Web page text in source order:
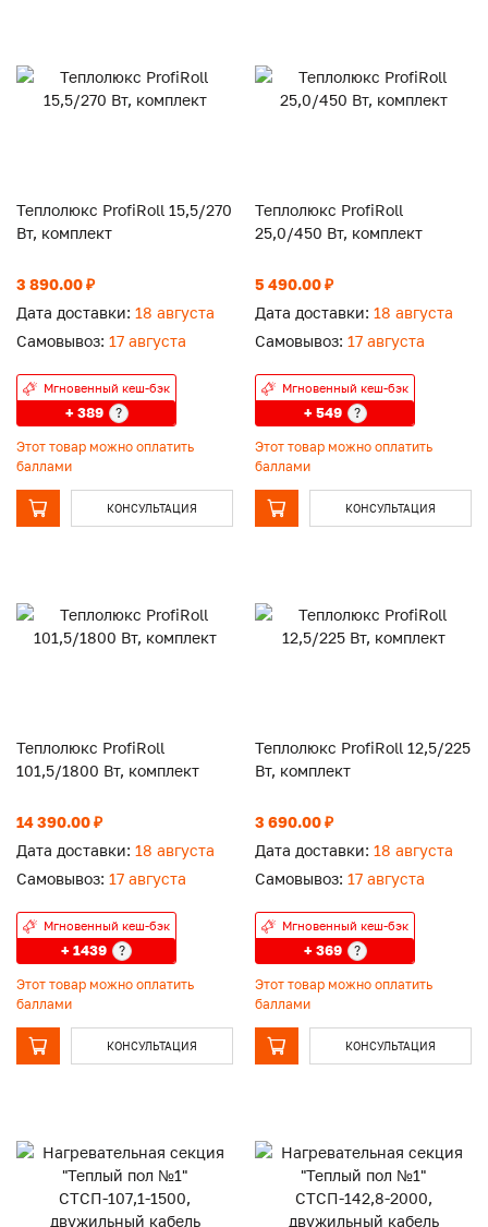
Теплолюкс ProfiRoll 15,5/270
Вт, комплект
3 890.00 ₽
Дата доставки: 18 августа
Самовывоз: 17 августа
Мгновенный кеш-бэк
+ 389 ?
Этот товар можно оплатить
баллами
КОНСУЛЬТАЦИЯ
Теплолюкс ProfiRoll
25,0/450 Вт, комплект
5 490.00 ₽
Дата доставки: 18 августа
Самовывоз: 17 августа
Мгновенный кеш-бэк
+ 549 ?
Этот товар можно оплатить
баллами
КОНСУЛЬТАЦИЯ
Теплолюкс ProfiRoll
101,5/1800 Вт, комплект
14 390.00 ₽
Дата доставки: 18 августа
Самовывоз: 17 августа
Мгновенный кеш-бэк
+ 1439 ?
Этот товар можно оплатить
баллами
КОНСУЛЬТАЦИЯ
Теплолюкс ProfiRoll 12,5/225
Вт, комплект
3 690.00 ₽
Дата доставки: 18 августа
Самовывоз: 17 августа
Мгновенный кеш-бэк
+ 369 ?
Этот товар можно оплатить
баллами
КОНСУЛЬТАЦИЯ